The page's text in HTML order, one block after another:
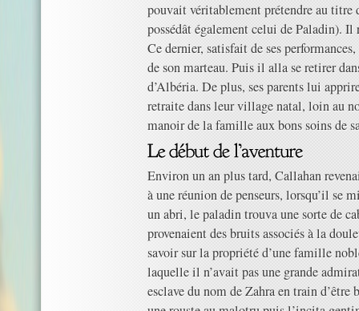
pouvait véritablement prétendre au titre
possédât également celui de Paladin).
Ce dernier, satisfait de ses
de son marteau. Puis il alla se retirer
d’Albéria. De plus, ses parents lui
retraite dans leur village natal, loin au
manoir de la famille aux bons soins de
Environ un an plus tard, Callahan
à une réunion de penseurs, lorsqu’il se
un abri, le paladin trouva une sorte de
provenaient des bruits associés à la
savoir sur la propriété d’une famille
laquelle il n’avait pas une grande
esclave du nom de Zahra en train